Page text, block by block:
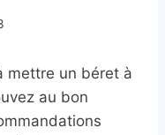
mettre un béret à
au bon